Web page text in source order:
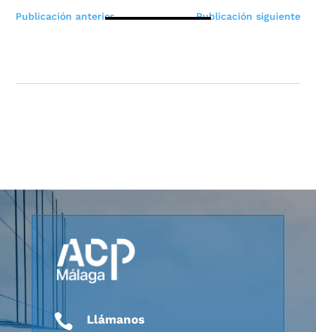
Navegación
Publicación anterior Publicación siguiente
 Llámanos